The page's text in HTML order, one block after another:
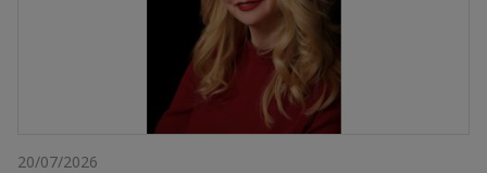
20/07/2026